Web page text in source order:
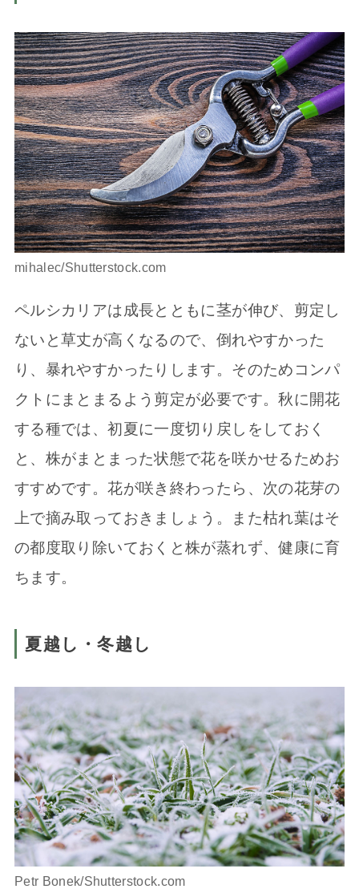
mihalec/Shutterstock.com
ペルシカリアは成長とともに茎が伸び、剪定し
ないと草丈が高くなるので、倒れやすかった
り、暴れやすかったりします。そのためコンパ
クトにまとまるよう剪定が必要です。秋に開花
する種では、初夏に一度切り戻しをしておく
と、株がまとまった状態で花を咲かせるためお
すすめです。花が咲き終わったら、次の花芽の
上で摘み取っておきましょう。また枯れ葉はそ
の都度取り除いておくと株が蒸れず、健康に育
ちます。
夏越し・冬越し
Petr Bonek/Shutterstock.com